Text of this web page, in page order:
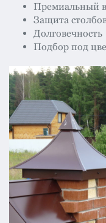
Премиальный
Защита
Долговечность
Подбор под